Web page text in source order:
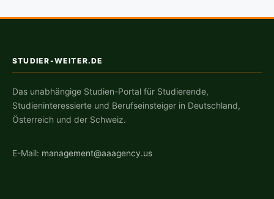
STUDIER-WEITER.DE
Das unabhängige Studien-Portal für Studierende,
Studieninteressierte und Berufseinsteiger in Deutschland,
Österreich und der Schweiz.
E-Mail: management@aaagency.us